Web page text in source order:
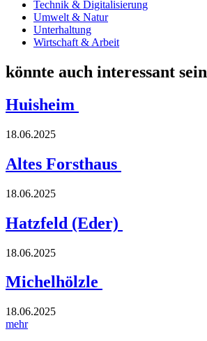
Technik & Digitalisierung
Umwelt & Natur
Unterhaltung
Wirtschaft & Arbeit
könnte auch interessant sein
Huisheim
18.06.2025
Altes Forsthaus
18.06.2025
Hatzfeld (Eder)
18.06.2025
Michelhölzle
18.06.2025
mehr